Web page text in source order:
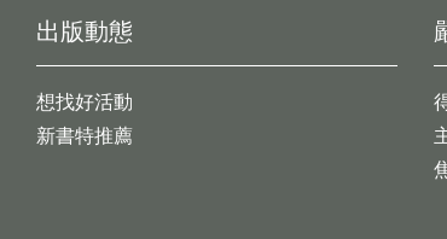
出版動態
想找好活動
新書特推薦